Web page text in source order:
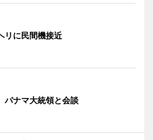
リに民間機接近
パナマ大統領と会談